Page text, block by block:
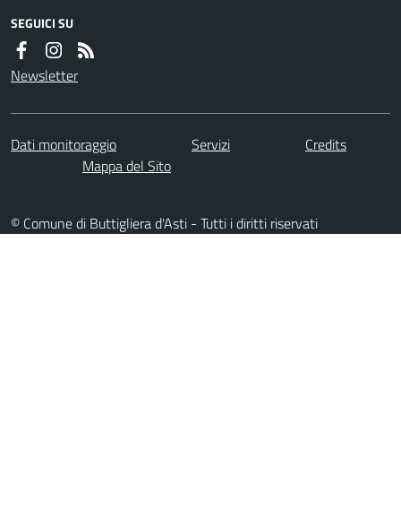
SEGUICI SU
Newsletter
Dati monitoraggio Servizi
Credits
Mappa del Sito
© Comune di Buttigliera d'Asti - Tutti i diritti riservati